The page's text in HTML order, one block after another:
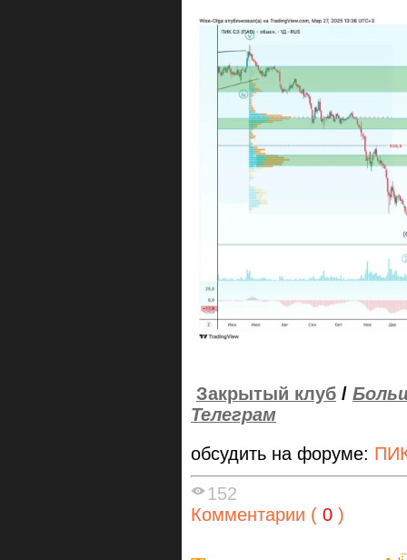
Закрытый клуб /
Телеграм
обсудить на форуме:
152
Комментарии ( 0 )